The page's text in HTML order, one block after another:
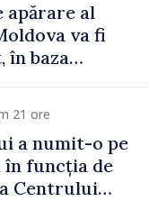
apărare al
va fi
în baza
a Strategiei
Apărare
21 ore
a numit-o pe
funcția de
Centrului